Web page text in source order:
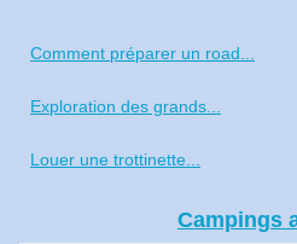
Comment préparer un road...
Exploration des grands...
Louer une trottinette...
Campings